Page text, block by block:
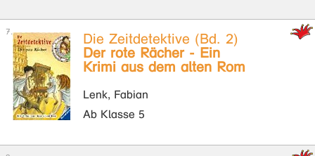
Die Zeitdetektive (Bd. 2)
Der rote Rächer - Ein
Krimi aus dem alten Rom
Lenk, Fabian
Ab Klasse 5